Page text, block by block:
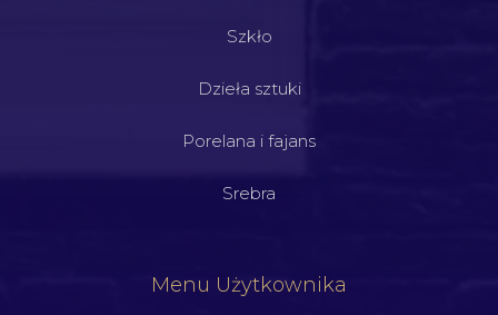
Szkło
Dzieła sztuki
Porelana i fajans
Srebra
Menu Użytkownika